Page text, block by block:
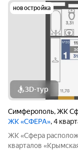
новостройка
3D-тур
Симферополь,ЖК
ЖК «СФЕРА», 4
ЖК «Сфера
кварталов «Крымская Роза» района, который